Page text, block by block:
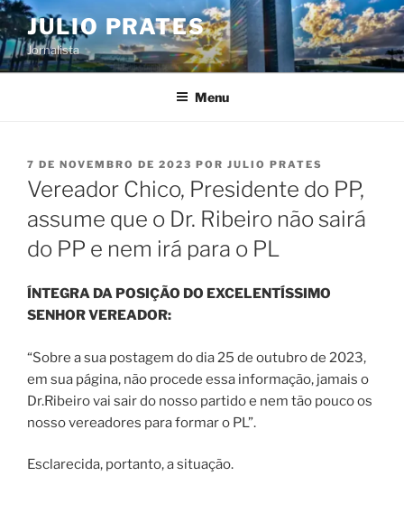
Pular
para
o
conteúdo
JULIO PRATES
Jornalista
Menu
PUBLICADO
EM
7 DE NOVEMBRO DE 2023 POR JULIO PRATES
Vereador Chico, Presidente do PP,
assume que o Dr. Ribeiro não sairá
do PP e nem irá para o PL
ÍNTEGRA DA POSIÇÃO DO EXCELENTÍSSIMO
SENHOR VEREADOR:
“Sobre a sua postagem do dia 25 de outubro de 2023,
em sua página, não procede essa informação, jamais o
Dr.Ribeiro vai sair do nosso partido e nem tão pouco os
nosso vereadores para formar o PL”.
Esclarecida, portanto, a situação.